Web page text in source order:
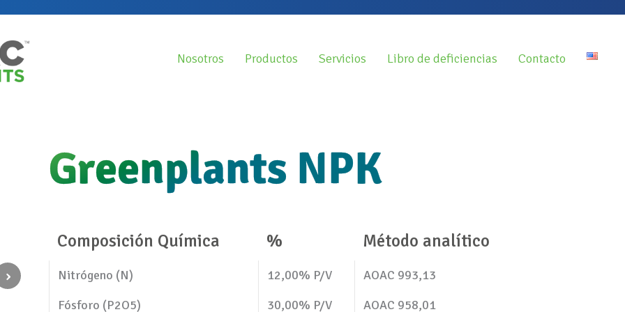
Nosotros Productos Servicios Libro de deficiencias Contacto
›
Greenplants NPK
Composición Química % Método analítico
Nitrógeno (N) 12,00% P/V
AOAC 993,13
Fósforo (P2O5)
30,00% P/V
AOAC 958,01